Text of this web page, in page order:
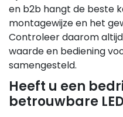
en b2b hangt de beste
montagewijze en het
Controleer daarom
waarde en bediening
samengesteld.
Heeft u een
betrouwbare